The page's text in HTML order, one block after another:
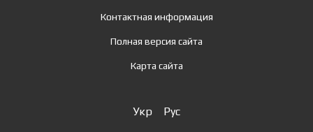
Контактная информация
Полная версия сайта
Карта сайта
Укр Рус